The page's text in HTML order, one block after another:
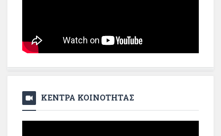
ΚΕΝΤΡΑ ΚΟΙΝΟΤΗΤΑΣ